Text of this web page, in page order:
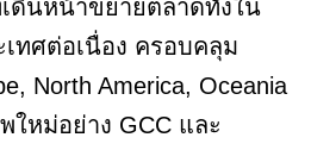
ดินหน้าขยายตลาดทั้งใน
เทศต่อเนื่อง ครอบคลุม
North America, Oceania
ใหม่อย่าง GCC และ